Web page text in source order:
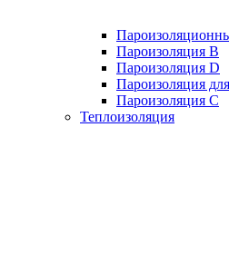
Пароизоляция B
Пароизоляция D
Пароизоляция
Пароизоляция С
Теплоизоляция